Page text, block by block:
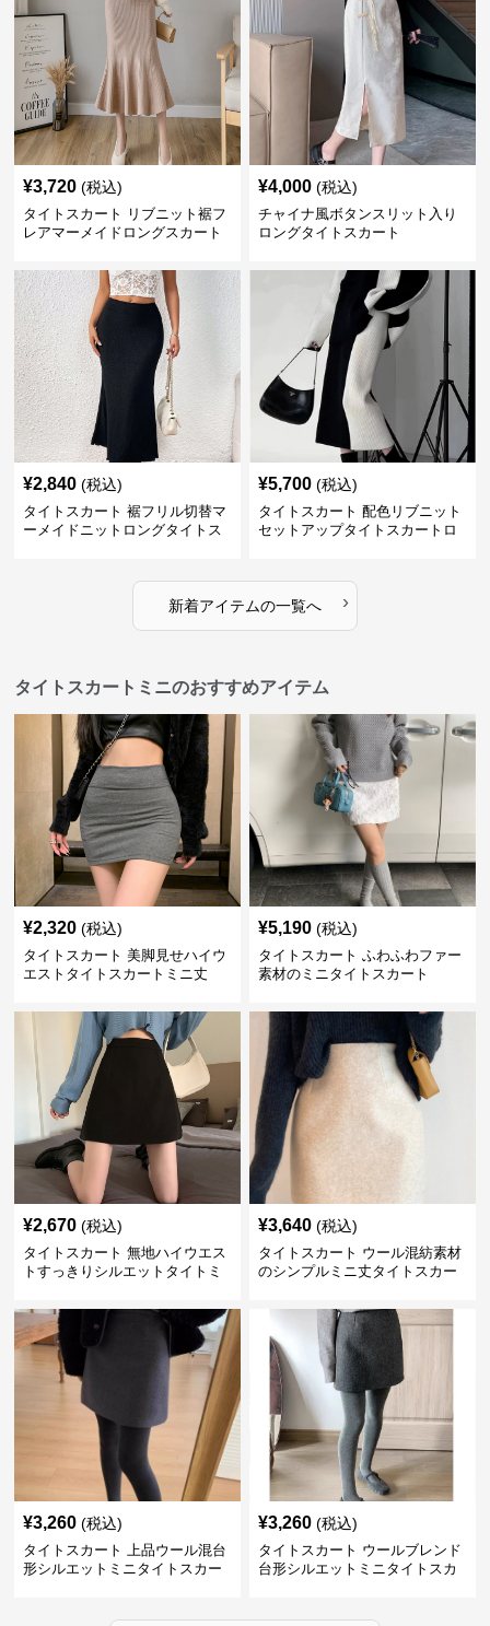
¥3,720 (税込)
タイトスカート リブニット裾フ
レアマーメイドロングスカート
¥4,000 (税込)
チャイナ風ボタンスリット入り
ロングタイトスカート
¥2,840 (税込)
タイトスカート 裾フリル切替マ
ーメイドニットロングタイトス
¥5,700 (税込)
タイトスカート 配色リブニット
セットアップタイトスカートロ
新着アイテムの一覧へ ›
タイトスカートミニのおすすめアイテム
¥2,320 (税込)
タイトスカート 美脚見せハイウ
エストタイトスカートミニ丈
¥5,190 (税込)
タイトスカート ふわふわファー
素材のミニタイトスカート
¥2,670 (税込)
タイトスカート 無地ハイウエス
トすっきりシルエットタイトミ
¥3,640 (税込)
タイトスカート ウール混紡素材
のシンプルミニ丈タイトスカー
¥3,260 (税込)
タイトスカート 上品ウール混台
形シルエットミニタイトスカー
¥3,260 (税込)
タイトスカート ウールブレンド
台形シルエットミニタイトスカ